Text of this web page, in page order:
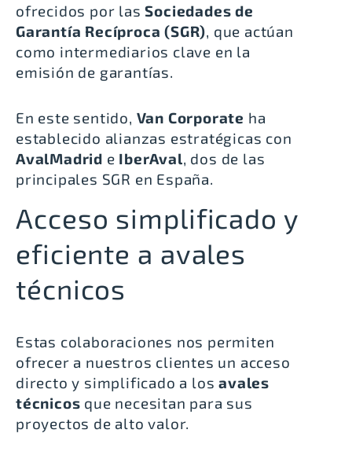
ofrecidos por lasSociedades de
Garantía Recíproca (SGR), que actúan
como intermediarios clave en la
emisión de garantías.
En este sentido, Van Corporate ha
establecido alianzas estratégicas con
AvalMadrid e IberAval, dos de las
principales SGR en España.
Acceso simplificado y
eficiente a avales
técnicos
Estas colaboraciones nos permiten
ofrecer a nuestros clientes un acceso
directo y simplificado a losavales
técnicos que necesitan para sus
proyectos de alto valor.